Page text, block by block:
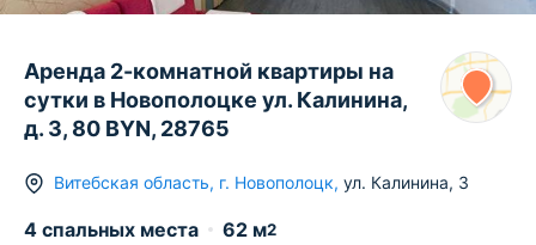
Аренда 2-комнатной квартиры на
сутки в Новополоцке ул. Калинина,
д. 3, 80 BYN, 28765
Витебская область, г. Новополоцк, ул. Калинина, 3
4 спальных места 62 м2